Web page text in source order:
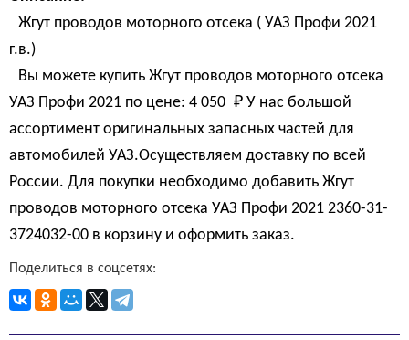
Жгут проводов моторного отсека ( УАЗ Профи 2021
г.в.)
Вы можете купить Жгут проводов моторного отсека
УАЗ Профи 2021 по цене: 4 050 ₽ У нас большой
ассортимент оригинальных запасных частей для
автомобилей УАЗ.Осуществляем доставку по всей
России. Для покупки необходимо добавить Жгут
проводов моторного отсека УАЗ Профи 2021 2360-31-
3724032-00 в корзину и оформить заказ.
Поделиться в соцсетях: